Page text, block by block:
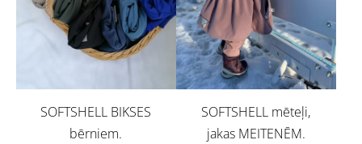
SOFTSHELL BIKSES
bērniem.
SOFTSHELL mēteļi,
jakas MEITENĒM.